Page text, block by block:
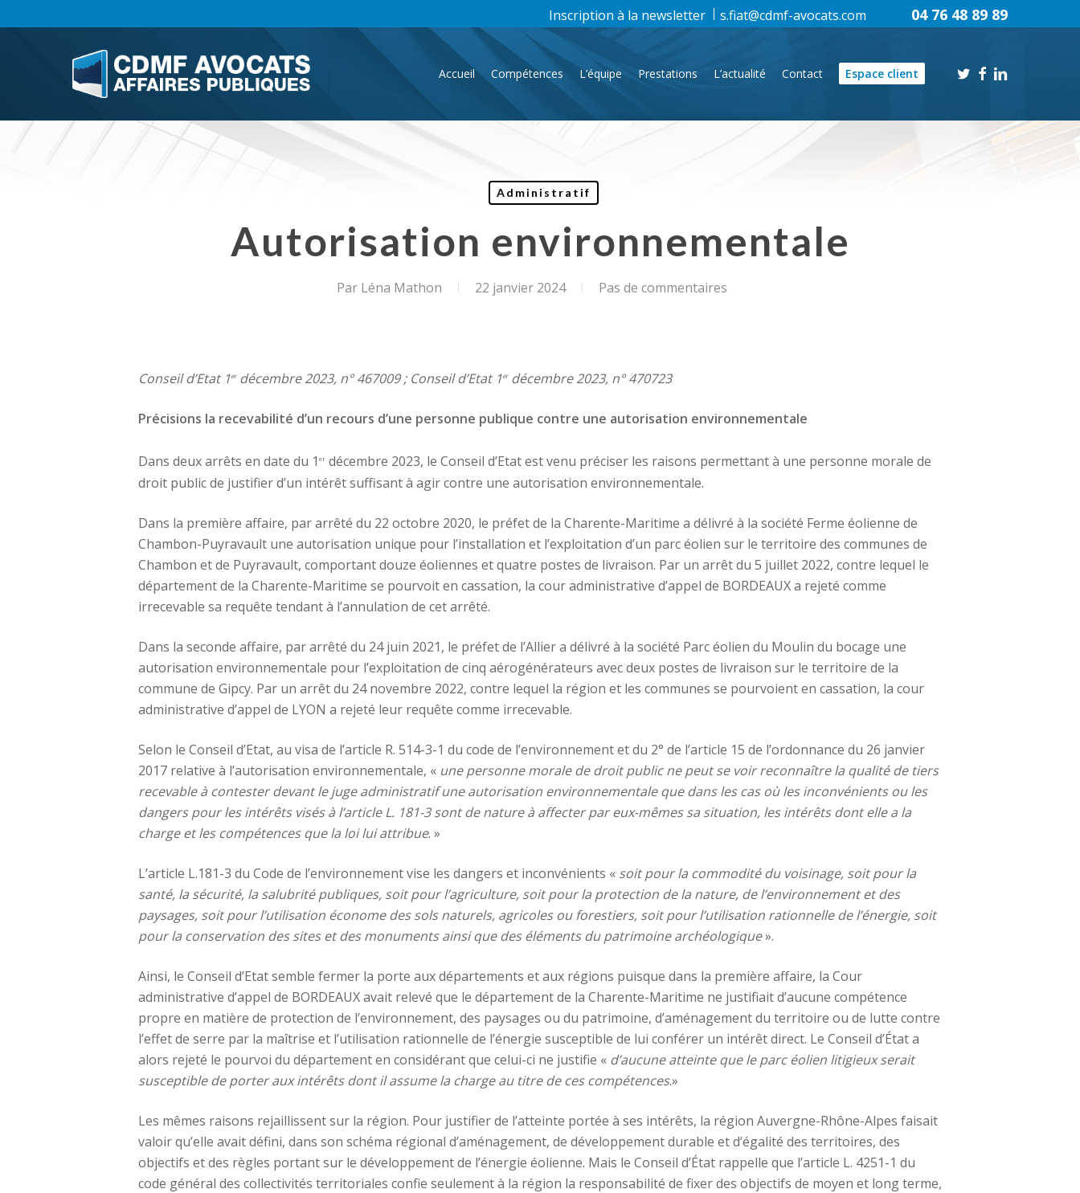
to
Accueil Compétences L’équipe Prestations L’actualité Contact Espace client twitterfacebook
linkedin
Inscription à la newsletter s.fiat@cdmf-avocats.com 04 76 48 89 89
Administratif
Autorisation environnementale
Par Léna Mathon 22 janvier 2024 Pas de commentaires
Conseil d’Etat 1erdécembre 2023, n° 467009 ; Conseil d’Etat 1erdécembre 2023, n° 470723
Précisions la recevabilité d’un recours d’une personne publique contre une autorisation environnementale
Dans deux arrêts en date du 1 er décembre 2023, le Conseil d’Etat est venu préciser les raisons permettant à une personne morale de
droit public de justifier d’un intérêt suffisant à agir contre une autorisation environnementale.
Dans la première affaire, par arrêté du 22 octobre 2020, le préfet de la Charente-Maritime a délivré à la société Ferme éolienne de
Chambon-Puyravault une autorisation unique pour l’installation et l’exploitation d’un parc éolien sur le territoire des communes de
Chambon et de Puyravault, comportant douze éoliennes et quatre postes de livraison. Par un arrêt du 5 juillet 2022, contre lequel le
département de la Charente-Maritime se pourvoit en cassation, la cour administrative d’appel de BORDEAUX a rejeté comme
irrecevable sa requête tendant à l’annulation de cet arrêté.
Dans la seconde affaire, par arrêté du 24 juin 2021, le préfet de l’Allier a délivré à la société Parc éolien du Moulin du bocage une
autorisation environnementale pour l’exploitation de cinq aérogénérateurs avec deux postes de livraison sur le territoire de la
commune de Gipcy. Par un arrêt du 24 novembre 2022, contre lequel la région et les communes se pourvoient en cassation, la cour
administrative d’appel de LYON a rejeté leur requête comme irrecevable.
Selon le Conseil d’Etat, au visa de l’article R. 514-3-1 du code de l’environnement et du 2° de l’article 15 de l’ordonnance du 26 janvier
2017 relative à l’autorisation environnementale, « une personne morale de droit public ne peut se voir reconnaître la qualité de tiers
recevable à contester devant le juge administratif une autorisation environnementale que dans les cas où les inconvénients ou les
dangers pour les intérêts visés à l’article L. 181-3 sont de nature à affecter par eux-mêmes sa situation, les intérêts dont elle a la
charge et les compétences que la loi lui attribue. »
L’article L.181-3 du Code de l’environnement vise les dangers et inconvénients « soit pour la commodité du voisinage, soit pour la
santé, la sécurité, la salubrité publiques, soit pour l’agriculture, soit pour la protection de la nature, de l’environnement et des
paysages, soit pour l’utilisation économe des sols naturels, agricoles ou forestiers, soit pour l’utilisation rationnelle de l’énergie, soit
pour la conservation des sites et des monuments ainsi que des éléments du patrimoine archéologique».
Ainsi, le Conseil d’Etat semble fermer la porte aux départements et aux régions puisque dans la première affaire, la Cour
administrative d’appel de BORDEAUX avait relevé que le département de la Charente-Maritime ne justifiait d’aucune compétence
propre en matière de protection de l’environnement, des paysages ou du patrimoine, d’aménagement du territoire ou de lutte contre
l’effet de serre par la maîtrise et l’utilisation rationnelle de l’énergie susceptible de lui conférer un intérêt direct. Le Conseil d’État a
alors rejeté le pourvoi du département en considérant que celui-ci ne justifie « d’aucune atteinte que le parc éolien litigieux serait
susceptible de porter aux intérêts dont il assume la charge au titre de ces compétences.»
Les mêmes raisons rejaillissent sur la région. Pour justifier de l’atteinte portée à ses intérêts, la région Auvergne-Rhône-Alpes faisait
valoir qu’elle avait défini, dans son schéma régional d’aménagement, de développement durable et d’égalité des territoires, des
objectifs et des règles portant sur le développement de l’énergie éolienne. Mais le Conseil d’État rappelle que l’article L. 4251-1 du
code général des collectivités territoriales confie seulement à la région la responsabilité de fixer des objectifs de moyen et long terme,